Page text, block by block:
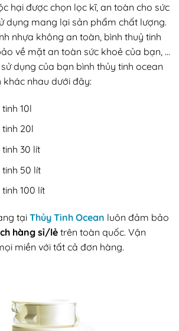
hại được chọn lọc kĩ, an toàn cho sức
dụng mang lại sản phẩm chất lượng.
nhựa không an toàn, bình thuỷ tinh
về mặt an toàn sức khoẻ của bạn, …
dụng của bạn bình thủy tinh ocean
khác nhau dưới đây:
10l
20l
30 lít
50 lít
100 lít
tạiThủy Tinh Ocean luôn đảm bảo
hàng sỉ/lẻ trên toàn quốc. Vận
miền với tất cả đơn hàng.